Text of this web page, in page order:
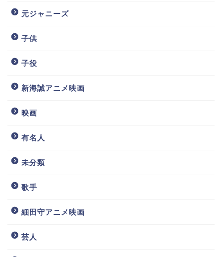
元ジャニーズ
子供
子役
新海誠アニメ映画
映画
有名人
未分類
歌手
細田守アニメ映画
芸人